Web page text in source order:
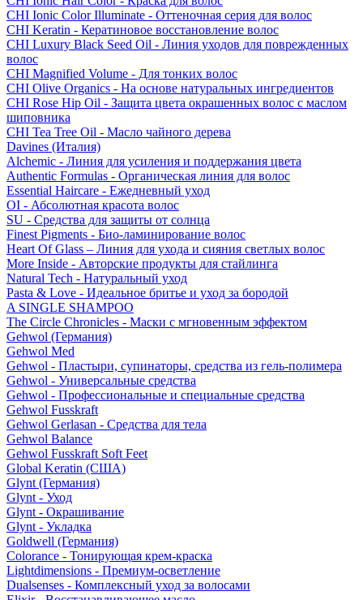
CHI Ionic Color Illuminate - Оттеночная серия для волос
CHI Keratin - Кератиновое восстановление волос
CHI Luxury Black Seed Oil - Линия уходов для поврежденных
волос
CHI Magnified Volume - Для тонких волос
CHI Olive Organics - На основе натуральных ингредиентов
CHI Rose Hip Oil - Защита цвета окрашенных волос с маслом
шиповника
CHI Tea Tree Oil - Масло чайного дерева
Davines (Италия)
Alchemic - Линия для усиления и поддержания цвета
Authentic Formulas - Органическая линия для волос
Essential Haircare - Eжедневный уход
OI - Абсолютная красота волос
SU - Средства для защиты от солнца
Finest Pigments - Био-ламинирование волос
Heart Of Glass – Линия для ухода и сияния светлых волос
More Inside - Авторские продукты для стайлинга
Natural Tech - Натуральный уход
Pasta & Love - Идеальное бритье и уход за бородой
A SINGLE SHAMPOO
The Circle Chronicles - Маски с мгновенным эффектом
Gehwol (Германия)
Gehwol Med
Gehwol - Пластыри, супинаторы, средства из гель-полимера
Gehwol - Универсальные средства
Gehwol - Профессиональные и специальные средства
Gehwol Fusskraft
Gehwol Gerlasan - Средства для тела
Gehwol Balance
Gehwol Fusskraft Soft Feet
Global Keratin (США)
Glynt (Германия)
Glynt - Уход
Glynt - Окрашивание
Glynt - Укладка
Goldwell (Германия)
Colorance - Тонирующая крем-краска
Lightdimensions - Премиум-осветление
Dualsenses - Комплексный уход за волосами